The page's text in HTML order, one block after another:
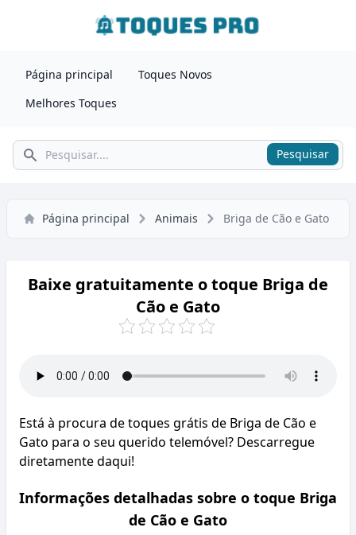
Página principal
Toques Novos
Melhores Toques
Pesquisar Pesquisar
Página principal Animais Briga de Cão e Gato
Baixe gratuitamente o toque Briga de
Cão e Gato
Está à procura de toques grátis de Briga de Cão e
Gato para o seu querido telemóvel? Descarregue
diretamente daqui!
Informações detalhadas sobre o toque Briga
de Cão e Gato